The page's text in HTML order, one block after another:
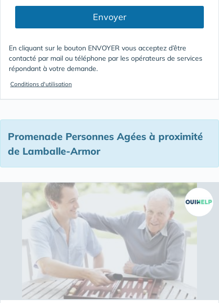
Envoyer
En cliquant sur le bouton ENVOYER vous acceptez d’être
contacté par mail ou téléphone par les opérateurs de services
répondant à votre demande.
Conditions d'utilisation
Promenade Personnes Agées à proximité
de Lamballe-Armor